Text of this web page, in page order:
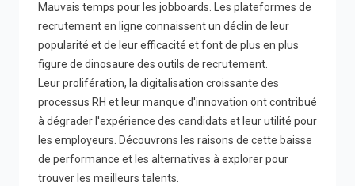
Mauvais temps pour les jobboards. Les plateformes de
recrutement en ligne connaissent un déclin de leur
popularité et de leur efficacité et font de plus en plus
figure de dinosaure des outils de recrutement.
Leur prolifération, la digitalisation croissante des
processus RH et leur manque d'innovation ont contribué
à dégrader l'expérience des candidats et leur utilité pour
les employeurs. Découvrons les raisons de cette baisse
de performance et les alternatives à explorer pour
trouver les meilleurs talents.